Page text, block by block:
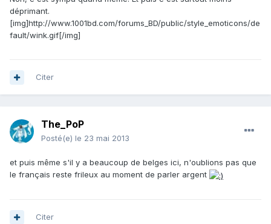
déprimant.
[img]http://www.1001bd.com/forums_BD/public/style_emoticons/de
fault/wink.gif[/img]
Citer
The_PoP
Posté(e) le 23 mai 2013
et puis même s'il y a beaucoup de belges ici, n'oublions pas que
le français reste frileux au moment de parler argent
Citer